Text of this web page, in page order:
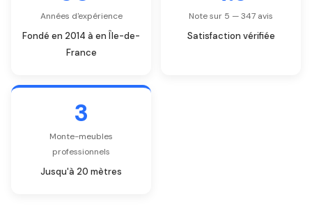
Années d'expérience
Fondé en 2014 à en Île-de-
France
Note sur 5 — 347 avis
Satisfaction vérifiée
3
Monte-meubles
professionnels
Jusqu'à 20 mètres